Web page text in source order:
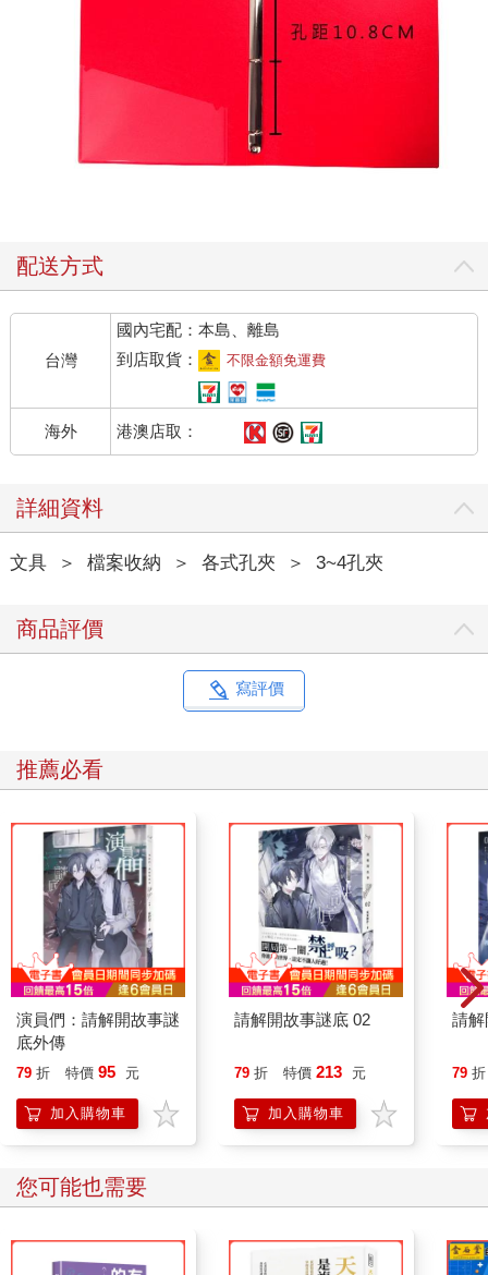
配送方式
台灣
國內宅配：本島、離島
到店取貨：
不限金額免運費
海外 港澳店取：
詳細資料
文具 ＞ 檔案收納 ＞ 各式孔夾 ＞ 3~4孔夾
商品評價
寫評價
推薦必看
演員們：請解開故事謎
底外傳
79 折 特價 95 元
加入購物車
請解開故事謎底 02
79 折 特價 213 元
加入購物車
請解
79 折
您可能也需要